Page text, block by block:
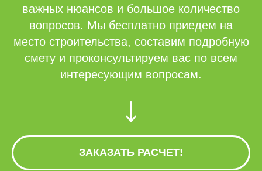
важных нюансов и большое количество
вопросов. Мы бесплатно приедем на
место строительства, составим подробную
смету и проконсультируем вас по всем
интересующим вопросам.
ЗАКАЗАТЬ РАСЧЕТ!